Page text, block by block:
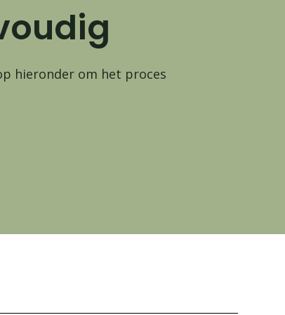
hieronder om het proces